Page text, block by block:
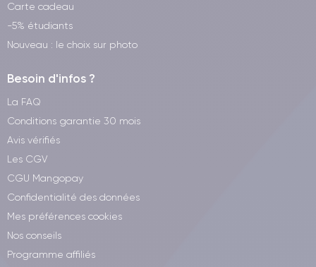
Carte cadeau
-5% étudiants
Nouveau : le choix sur photo
Besoin d'infos ?
La FAQ
Conditions garantie 30 mois
Avis vérifiés
Les CGV
CGU Mangopay
Confidentialité des données
Mes préférences cookies
Nos conseils
Programme affiliés